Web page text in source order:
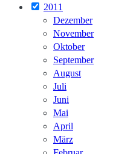
2011
Dezember
November
Oktober
September
August
Juli
Juni
Mai
April
März